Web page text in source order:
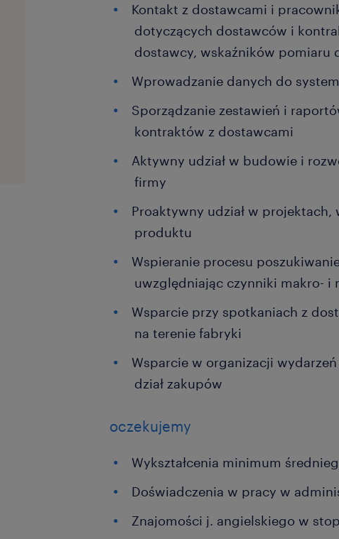
Kontakt z dostawcami i
dotyczących dostawców i
dostawcy, wskaźników pomiaru
Wprowadzanie danych do
Sporządzanie zestawień i
kontraktów z dostawcami
Aktywny udział w budowie i
firmy
Proaktywny udział w projektach,
produktu
Wspieranie procesu
uwzględniając czynniki makro- i
Wsparcie przy spotkaniach z
na terenie fabryki
Wsparcie w organizacji
dział zakupów
oczekujemy
Wykształcenia minimum
Doświadczenia w pracy w
Znajomości j. angielskiego w